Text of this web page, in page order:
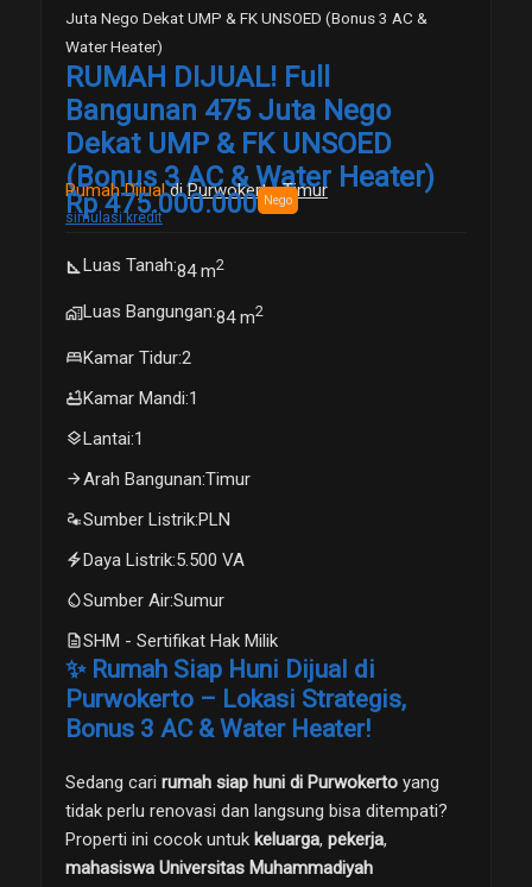
Juta Nego Dekat UMP & FK UNSOED (Bonus 3 AC &
Water Heater)
RUMAH DIJUAL! Full
Bangunan 475 Juta Nego
Dekat UMP & FK UNSOED
(Bonus 3 AC & Water Heater)
Rumah Dijual diPurwokerto Timur
Rp 475.000.000 Nego
simulasi kredit
square_footLuas Tanah:84 m2
maps_home_workLuas Bangungan:84 m2
bedKamar Tidur:2
bathtubKamar Mandi:1
layersLantai:1
arrow_forwardArah Bangunan:Timur
electrical_servicesSumber Listrik:PLN
electric_boltDaya Listrik:5.500 VA
water_dropSumber Air:Sumur
descriptionSHM - Sertifikat Hak Milik
✨ Rumah Siap Huni Dijual di
Purwokerto – Lokasi Strategis,
Bonus 3 AC & Water Heater!
Sedang cari rumah siap huni di Purwokerto yang
tidak perlu renovasi dan langsung bisa ditempati?
Properti ini cocok untuk keluarga, pekerja,
mahasiswa Universitas Muhammadiyah